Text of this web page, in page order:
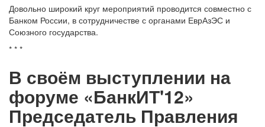
Довольно широкий круг мероприятий проводится совместно с
Банком России, в сотрудничестве с органами ЕврАзЭС и
Союзного государства.
* * *
В своём выступлении на
форуме «БанкИТ'12»
Председатель Правления